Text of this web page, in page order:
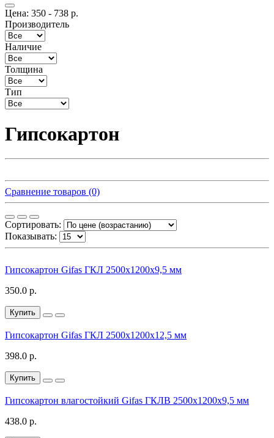
Цена: 350 - 738 р.
Производитель
Наличие
Толщина
Тип
Гипсокартон
Сравнение товаров (0)
Сортировать:
Показывать:
Гипсокартон Gifas ГКЛ 2500х1200х9,5 мм
350.0 р.
Купить
Гипсокартон Gifas ГКЛ 2500х1200х12,5 мм
398.0 р.
Купить
Гипсокартон влагостойкий Gifas ГКЛВ 2500х1200х9,5 мм
438.0 р.